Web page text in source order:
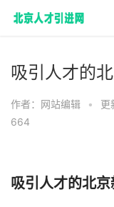
吸引人才的
作者：网站编辑 • 更
664
吸引人才的北